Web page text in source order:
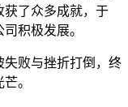
获了众多成就，于
积极发展。
失败与挫折打倒，终
。